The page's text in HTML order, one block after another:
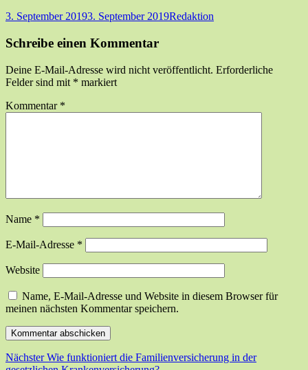
Veröffentlicht
3. September 20193. September 2019Autor
Redaktion
Schreibe einen Kommentar
Deine E-Mail-Adresse wird nicht veröffentlicht. Erforderliche
Felder sind mit * markiert
Kommentar *
Name *
E-Mail-Adresse *
Website
Name, E-Mail-Adresse und Website in diesem Browser für
meinen nächsten Kommentar speichern.
Beitragsnavigation
Nächster Nächster
Wie funktioniert die Familienversicherung in der